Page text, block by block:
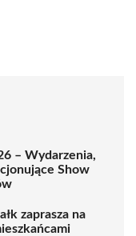
– Wydarzenia,
Show
zaprasza na